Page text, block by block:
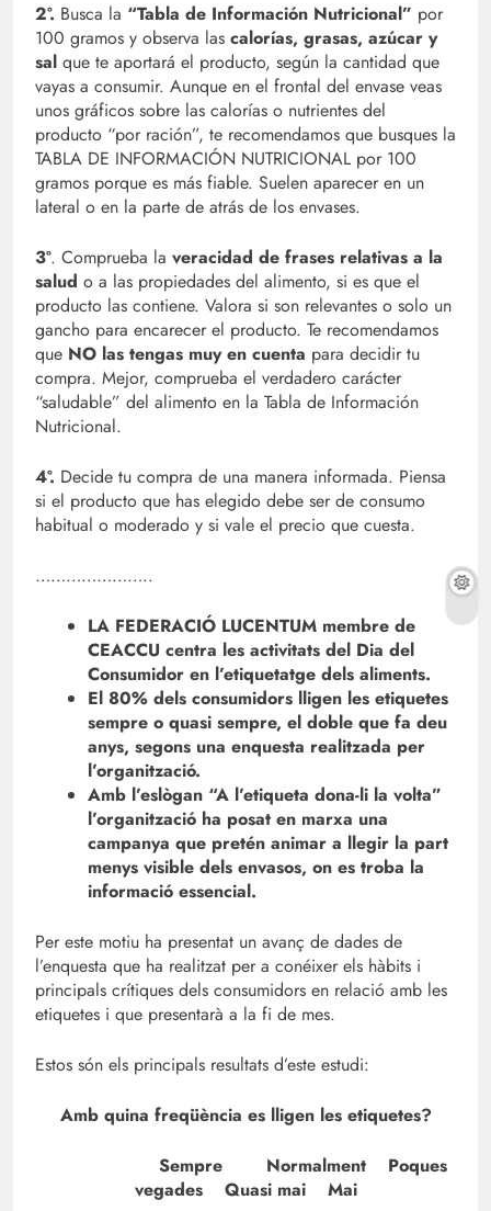
2º. Busca la “Tabla de Información Nutricional” por
100 gramos y observa las calorías, grasas, azúcar y
sal que te aportará el producto, según la cantidad que
vayas a consumir. Aunque en el frontal del envase veas
unos gráficos sobre las calorías o nutrientes del
producto “por ración”, te recomendamos que busques la
TABLA DE INFORMACIÓN NUTRICIONAL por 100
gramos porque es más fiable. Suelen aparecer en un
lateral o en la parte de atrás de los envases.
3º. Comprueba la veracidad de frases relativas a la
salud o a las propiedades del alimento, si es que el
producto las contiene. Valora si son relevantes o solo un
gancho para encarecer el producto. Te recomendamos
que NO las tengas muy en cuenta para decidir tu
compra. Mejor, comprueba el verdadero carácter
“saludable” del alimento en la Tabla de Información
Nutricional.
4º. Decide tu compra de una manera informada. Piensa
si el producto que has elegido debe ser de consumo
habitual o moderado y si vale el precio que cuesta.
…………………..
LA FEDERACIÓ LUCENTUM membre de
CEACCU centra les activitats del Dia del
Consumidor en l’etiquetatge dels aliments.
El 80% dels consumidors lligen les etiquetes
sempre o quasi sempre, el doble que fa deu
anys, segons una enquesta realitzada per
l’organització.
Amb l’eslògan “A l’etiqueta dona-li la volta”
l’organització ha posat en marxa una
campanya que pretén animar a llegir la part
menys visible dels envasos, on es troba la
informació essencial.
Per este motiu ha presentat un avanç de dades de
l’enquesta que ha realitzat per a conéixer els hàbits i
principals crítiques dels consumidors en relació amb les
etiquetes i que presentarà a la fi de mes.
Estos són els principals resultats d’este estudi:
Amb quina freqüència es lligen les etiquetes?
Sempre Normalment Poques
vegades Quasi mai Mai